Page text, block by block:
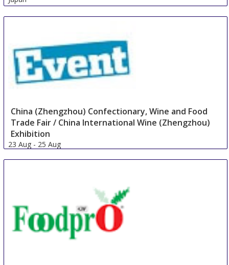
China (Zhengzhou) Confectionary, Wine and Food
Trade Fair / China International Wine (Zhengzhou)
Exhibition
23 Aug - 25 Aug